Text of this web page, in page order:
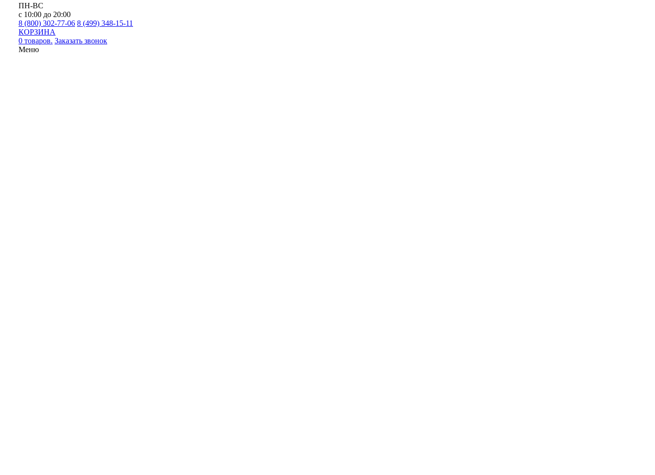
ПН-ВС
с 10:00 до 20:00
8 (800) 302-77-06 8 (499) 348-15-11
КОРЗИНА
0 товаров. Заказать звонок
Меню